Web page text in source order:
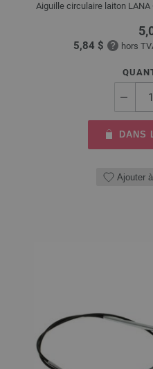
Aiguille circulaire laiton LANA
5,84 $ hors
DANS
Ajouter